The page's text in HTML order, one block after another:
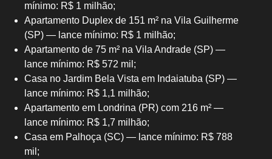
mínimo: R$ 1 milhão;
Apartamento Duplex de 151 m² na Vila Guilherme
(SP) — lance mínimo: R$ 1 milhão;
Apartamento de 75 m² na Vila Andrade (SP) —
lance mínimo: R$ 572 mil;
Casa no Jardim Bela Vista em Indaiatuba (SP) —
lance mínimo: R$ 1,1 milhão;
Apartamento em Londrina (PR) com 216 m² —
lance mínimo: R$ 1,7 milhão;
Casa em Palhoça (SC) — lance mínimo: R$ 788
mil;